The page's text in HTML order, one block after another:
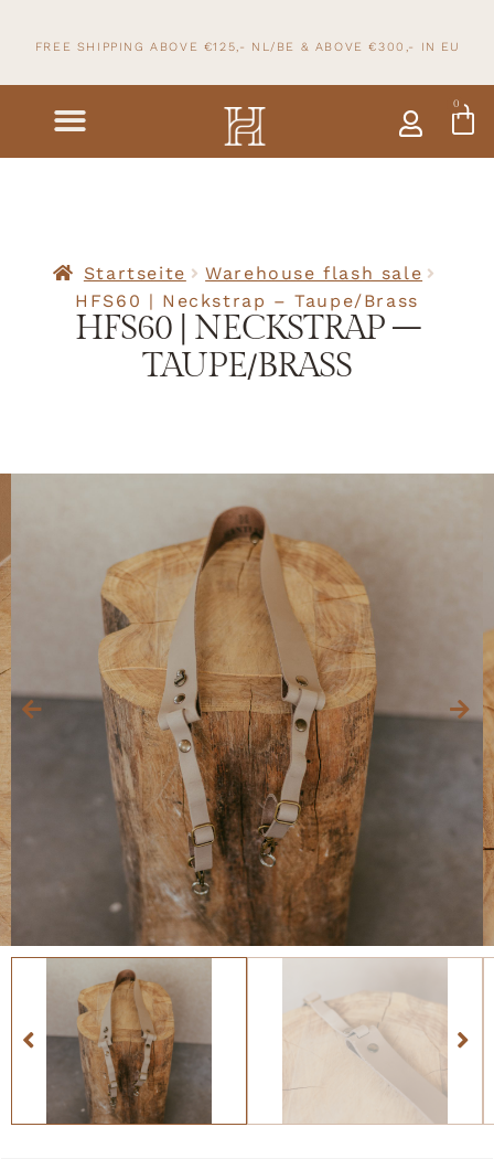
FREE SHIPPING ABOVE €125,- NL/BE & ABOVE €300,- IN EU
0
Startseite
Warehouse flash sale
HFS60 | Neckstrap – Taupe/Brass
HFS60 | NECKSTRAP –
TAUPE/BRASS